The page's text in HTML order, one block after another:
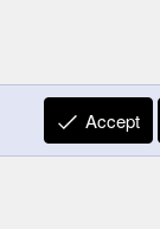
định và Nội quy
Accept